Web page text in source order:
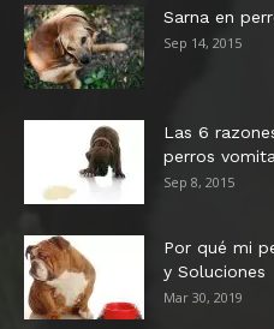
Razas de perros husky siberiano
Razas de perros Pastor belga
Razas de perros dogo argentino
Razas de perros mini pincher
Razas de perros shih tzu
Razas de perros Shar Pei
Sarna en
Sep 14, 2015
Las 6
perros
Sep 8, 2015
Por qué mi
y Soluciones
Mar 30, 2019